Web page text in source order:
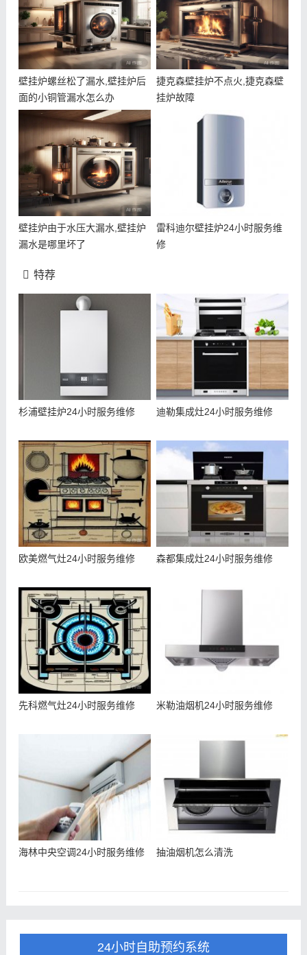
壁挂炉螺丝松了漏水,壁挂炉后
面的小铜管漏水怎么办
捷克森壁挂炉不点火,捷克森壁
挂炉故障
壁挂炉由于水压大漏水,壁挂炉
漏水是哪里坏了
雷科迪尔壁挂炉24小时服务维
修
特荐
杉浦壁挂炉24小时服务维修 迪勒集成灶24小时服务维修
欧美燃气灶24小时服务维修 森都集成灶24小时服务维修
先科燃气灶24小时服务维修 米勒油烟机24小时服务维修
海林中央空调24小时服务维修 抽油烟机怎么清洗
24小时自助预约系统